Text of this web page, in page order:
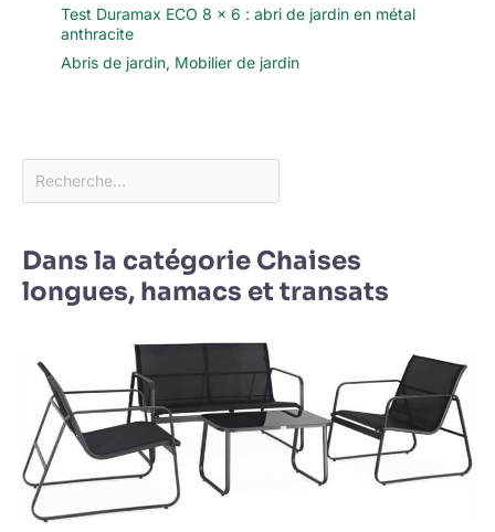
Test Duramax ECO 8 x 6 : abri de jardin en métal
anthracite
Abris de jardin, Mobilier de jardin
Dans la catégorie Chaises
longues, hamacs et transats